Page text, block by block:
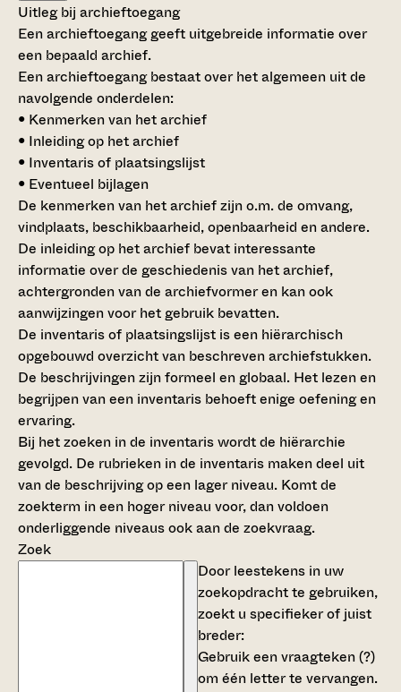
Uitleg bij archieftoegang
Een archieftoegang geeft uitgebreide informatie over
een bepaald archief.
Een archieftoegang bestaat over het algemeen uit de
navolgende onderdelen:
• Kenmerken van het archief
• Inleiding op het archief
• Inventaris of plaatsingslijst
• Eventueel bijlagen
De kenmerken van het archief zijn o.m. de omvang,
vindplaats, beschikbaarheid, openbaarheid en andere.
De inleiding op het archief bevat interessante
informatie over de geschiedenis van het archief,
achtergronden van de archiefvormer en kan ook
aanwijzingen voor het gebruik bevatten.
De inventaris of plaatsingslijst is een hiërarchisch
opgebouwd overzicht van beschreven archiefstukken.
De beschrijvingen zijn formeel en globaal. Het lezen en
begrijpen van een inventaris behoeft enige oefening en
ervaring.
Bij het zoeken in de inventaris wordt de hiërarchie
gevolgd. De rubrieken in de inventaris maken deel uit
van de beschrijving op een lager niveau. Komt de
zoekterm in een hoger niveau voor, dan voldoen
onderliggende niveaus ook aan de zoekvraag.
Zoek
Door leestekens in uw
zoekopdracht te gebruiken,
zoekt u specifieker of juist
breder:
Gebruik eenvraagteken (?)
om één letter te vervangen.